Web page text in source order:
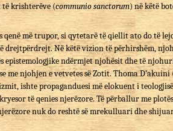
krishterëve (communio sanctorum) në këtë
qenë më trupor, si qytetarë të qiellit ato do të
drejtpërdrejt. Në këtë vizion të përhirshëm,
epistemologjike ndërmjet njohësit dhe të
me njohjen e vetvetes së Zotit. Thoma
ishte propaganduesi më elokuent i
të qenies njerëzore. Të përballur me
nuk do reshtë së mrekulluari dhe